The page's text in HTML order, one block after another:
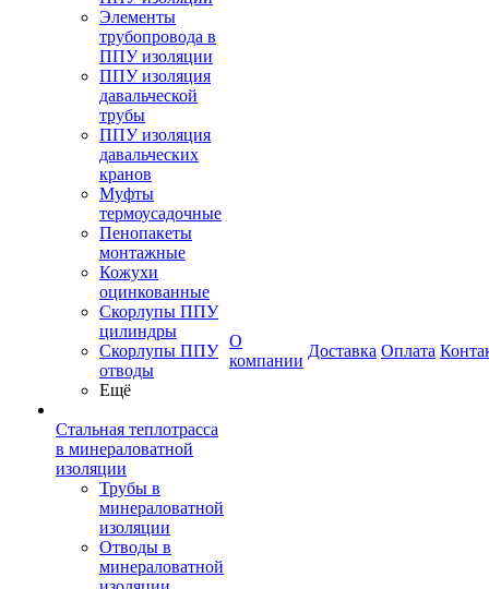
Элементы
трубопровода в
ППУ изоляции
ППУ изоляция
давальческой
трубы
ППУ изоляция
давальческих
кранов
Муфты
термоусадочные
Пенопакеты
монтажные
Кожухи
оцинкованные
Скорлупы ППУ
цилиндры
Скорлупы ППУ
отводы
Ещё
Стальная теплотрасса
в минераловатной
изоляции
Трубы в
минераловатной
изоляции
Отводы в
минераловатной
О
компании
Доставка Оплата